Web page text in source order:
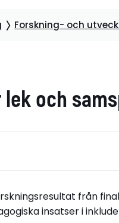
Forskning- och
och
från
insatser i